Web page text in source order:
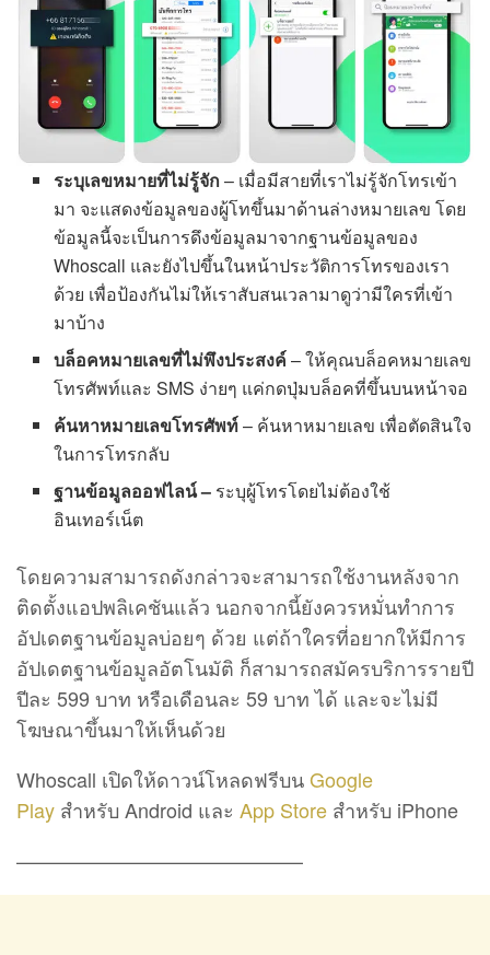
ระบุเลขหมายที่ไม่รู้จัก – เมื่อมีสายที่เราไม่รู้จักโทรเข้า
มา จะแสดงข้อมูลของผู้โทขึ้นมาด้านล่างหมายเลข โดย
ข้อมูลนี้จะเป็นการดึงข้อมูลมาจากฐานข้อมูลของ
Whoscall และยังไปขึ้นในหน้าประวัติการโทรของเรา
ด้วย เพื่อป้องกันไม่ให้เราสับสนเวลามาดูว่ามีใครที่เข้า
มาบ้าง
บล็อคหมายเลขที่ไม่พึงประสงค์– ให้คุณบล็อคหมายเลข
โทรศัพท์และ SMS ง่ายๆ แค่กดปุ่มบล็อคที่ขึ้นบนหน้าจอ
ค้นหาหมายเลขโทรศัพท์– ค้นหาหมายเลข เพื่อตัดสินใจ
ในการโทรกลับ
ฐานข้อมูลออฟไลน์ – ระบุผู้โทรโดยไม่ต้องใช้
อินเทอร์เน็ต
โดยความสามารถดังกล่าวจะสามารถใช้งานหลังจาก
ติดตั้งแอปพลิเคชันแล้ว นอกจากนี้ยังควรหมั่นทำการ
อัปเดตฐานข้อมูลบ่อยๆ ด้วย แต่ถ้าใครที่อยากให้มีการ
อัปเดตฐานข้อมูลอัตโนมัติ ก็สามารถสมัครบริการรายปี
ปีละ 599 บาท หรือเดือนละ 59 บาท ได้ และจะไม่มี
โฆษณาขึ้นมาให้เห็นด้วย
Whoscall เปิดให้ดาวน์โหลดฟรีบนGoogle
Play สำหรับ Android และ App Store สำหรับ iPhone
——————————————–